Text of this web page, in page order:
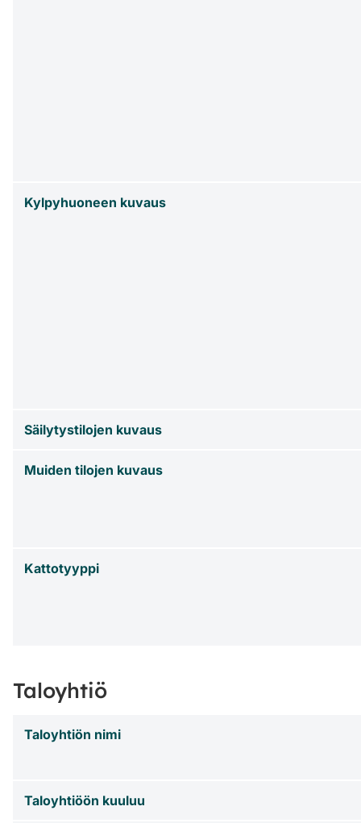
Kylpyhuoneen kuvaus
Säilytystilojen kuvaus
Muiden tilojen kuvaus
Kattotyyppi
Taloyhtiö
Taloyhtiön nimi
Taloyhtiöön kuuluu